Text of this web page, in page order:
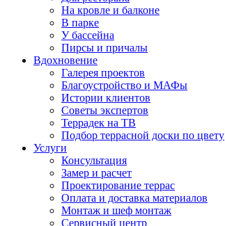
На кровле и балконе
В парке
У бассейна
Пирсы и причалы
Вдохновение
Галерея проектов
Благоустройство и МАФы
Истории клиентов
Советы экспертов
Террадек на ТВ
Подбор террасной доски по цвету
Услуги
Консультация
Замер и расчет
Проектирование террас
Оплата и доставка материалов
Монтаж и шеф монтаж
Сервисный центр